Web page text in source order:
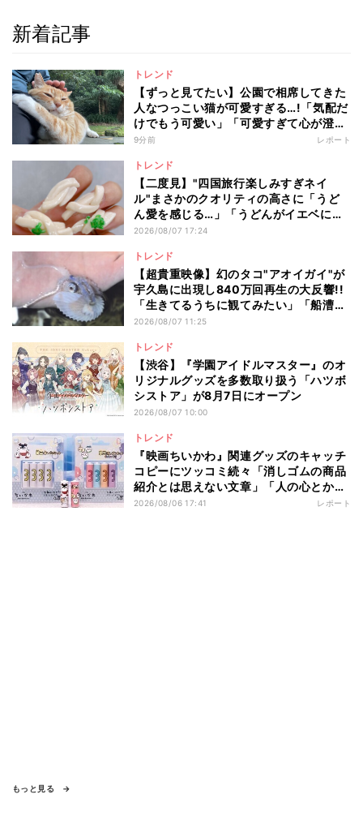
新着記事
トレンド
【ずっと見てたい】公園で相席してきた
人なつっこい猫が可愛すぎる…!「気配だ
けでもう可愛い」「可愛すぎて心が澄ん
でいく」と110万回再生
9分前 レポート
トレンド
【二度見】"四国旅行楽しみすぎネイ
ル"まさかのクオリティの高さに「うど
ん愛を感じる…」「うどんがイエベに馴
染むなんて」と12万いいね
2026/08/07 17:24
トレンド
【超貴重映像】幻のタコ"アオイガイ"が
宇久島に出現し840万回再生の大反響!!
「生きてるうちに観てみたい」「船漕い
でるみたいなの可愛い」
2026/08/07 11:25
トレンド
【渋谷】『学園アイドルマスター』のオ
リジナルグッズを多数取り扱う「ハツボ
シストア」が8月7日にオープン
2026/08/07 10:00
トレンド
『映画ちいかわ』関連グッズのキャッチ
コピーにツッコミ続々「消しゴムの商品
紹介とは思えない文章」「人の心とかな
いんか」
2026/08/06 17:41 レポート
もっと見る